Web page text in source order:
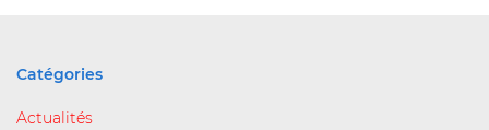
Catégories
Actualités